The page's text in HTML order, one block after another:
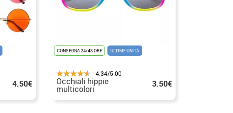
4.50€
CONSEGNA 24/48 ORE ULTIME UNITÀ
4.34/5.00
Occhiali hippie
multicolori 3.50€